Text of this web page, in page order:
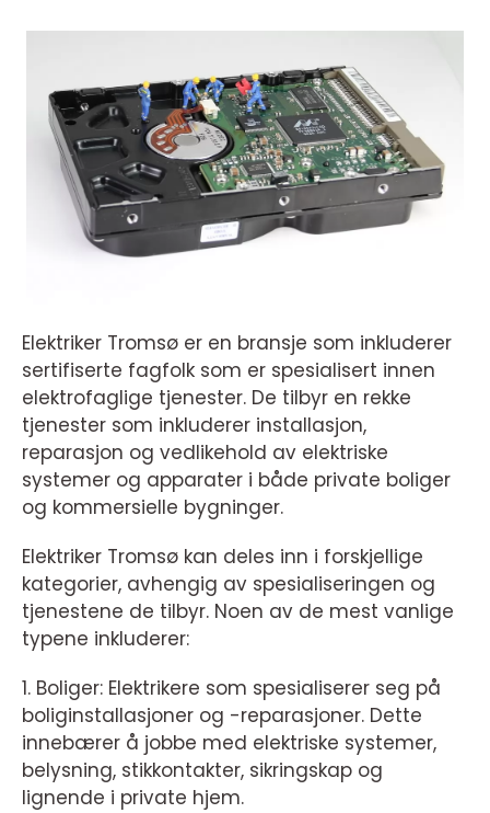
Elektriker Tromsø er en bransje som inkluderer
sertifiserte fagfolk som er spesialisert innen
elektrofaglige tjenester. De tilbyr en rekke
tjenester som inkluderer installasjon,
reparasjon og vedlikehold av elektriske
systemer og apparater i både private boliger
og kommersielle bygninger.
Elektriker Tromsø kan deles inn i forskjellige
kategorier, avhengig av spesialiseringen og
tjenestene de tilbyr. Noen av de mest vanlige
typene inkluderer:
1. Boliger: Elektrikere som spesialiserer seg på
boliginstallasjoner og -reparasjoner. Dette
innebærer å jobbe med elektriske systemer,
belysning, stikkontakter, sikringskap og
lignende i private hjem.